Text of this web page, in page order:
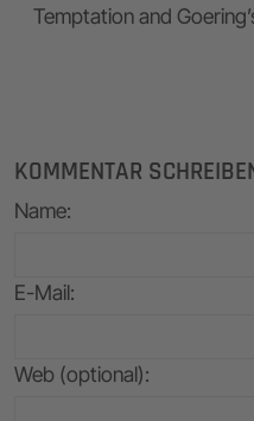
Temptation and
KOMMENTAR
Name:
E-Mail:
Web (optional):